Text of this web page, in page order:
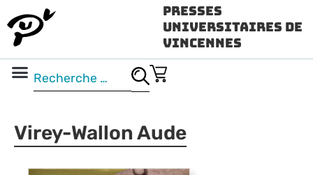
Presses
Universitaires de
Vincennes
Virey-Wallon Aude